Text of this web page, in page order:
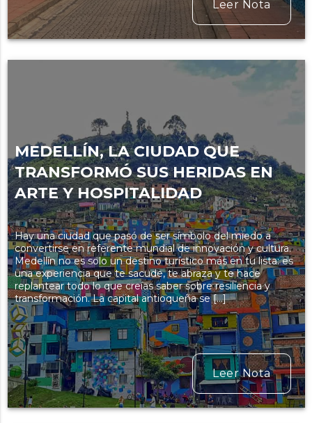
Leer Nota
MEDELLÍN, LA CIUDAD QUE
TRANSFORMÓ SUS HERIDAS EN
ARTE Y HOSPITALIDAD
Hay una ciudad que pasó de ser símbolo del miedo a
convertirse en referente mundial de innovación y cultura.
Medellín no es solo un destino turístico más en tu lista: es
una experiencia que te sacude, te abraza y te hace
replantear todo lo que creías saber sobre resiliencia y
transformación. La capital antioqueña se […]
Leer Nota